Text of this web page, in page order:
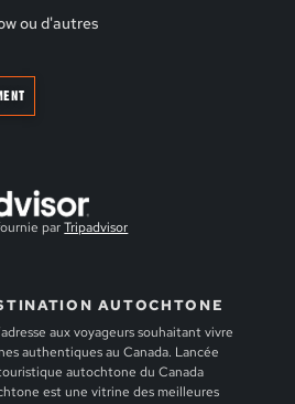
AUTOCHTONE
aux voyageurs souhaitant vivre
authentiques au Canada. Lancée
autochtone du Canada
est une vitrine des meilleures
ou d'autres
parTripadvisor